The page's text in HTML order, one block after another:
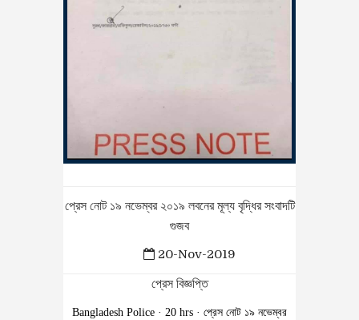
প্রেস নোট ১৯ নভেম্বর ২০১৯ লবনের মূল্য বৃদ্ধির সংবাদটি
গুজব
20-Nov-2019
প্রেস বিজ্ঞপ্তি
Bangladesh Police · 20 hrs · প্রেস নোট ১৯ নভেম্বর